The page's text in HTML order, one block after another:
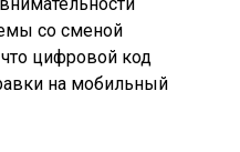
со сменой
что цифровой код
на мобильный